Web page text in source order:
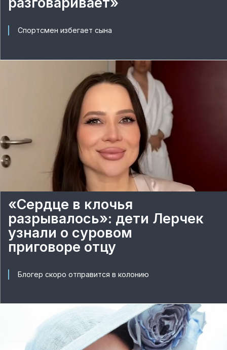
Спортсмен избегает сына
«Сердце в клочья
разрывалось»: дети Лерчек
узнали о суровом
приговоре отцу
Блогер скоро отправится в колонию